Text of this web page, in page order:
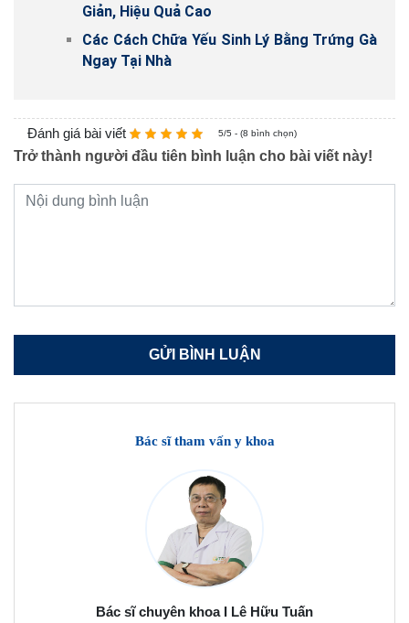
Giản, Hiệu Quả Cao
Các Cách Chữa Yếu Sinh Lý Bằng Trứng Gà
Ngay Tại Nhà
Đánh giá bài viết 5/5 - (8 bình chọn)
Trở thành người đầu tiên bình luận cho bài viết này!
Bác sĩ tham vấn y khoa
Bác sĩ chuyên khoa I Lê Hữu Tuấn